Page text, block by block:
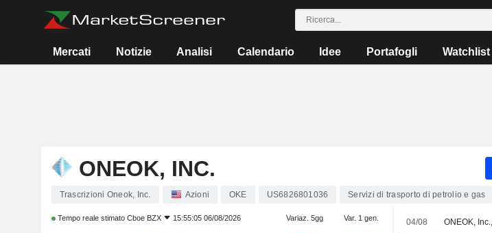
Mercati Notizie Analisi Calendario Idee Portafogli Watchlist
ONEOK, INC.
Trascrizioni Oneok, Inc. Azioni OKE US6826801036 Servizi di trasporto di petrolio e gas
Tempo reale stimato Cboe BZX 15:55:05 06/08/2026 Variaz. 5gg Var. 1 gen. 04/08